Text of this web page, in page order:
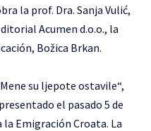
la prof. Dra. Sanja Vulić,
Acumen d.o.o., la
Božica Brkan.
su ljepote ostavile“,
el pasado 5 de
Emigración Croata. La